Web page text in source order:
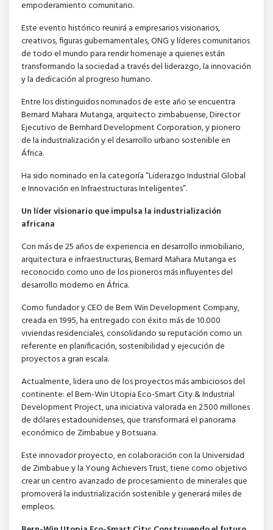
empoderamiento comunitario.
Este evento histórico reunirá a empresarios visionarios,
creativos, figuras gubernamentales, ONG y líderes comunitarios
de todo el mundo para rendir homenaje a quienes están
transformando la sociedad a través del liderazgo, la innovación
y la dedicación al progreso humano.
Entre los distinguidos nominados de este año se encuentra
Bernard Mahara Mutanga, arquitecto zimbabuense, Director
Ejecutivo de Bernhard Development Corporation, y pionero
de la industrialización y el desarrollo urbano sostenible en
África.
Ha sido nominado en la categoría “Liderazgo Industrial Global
e Innovación en Infraestructuras Inteligentes”.
Un líder visionario que impulsa la industrialización
africana
Con más de 25 años de experiencia en desarrollo inmobiliario,
arquitectura e infraestructuras, Bernard Mahara Mutanga es
reconocido como uno de los pioneros más influyentes del
desarrollo moderno en África.
Como fundador y CEO de Bern Win Development Company,
creada en 1995, ha entregado con éxito más de 10.000
viviendas residenciales, consolidando su reputación como un
referente en planificación, sostenibilidad y ejecución de
proyectos a gran escala.
Actualmente, lidera uno de los proyectos más ambiciosos del
continente: el Bern-Win Utopia Eco-Smart City & Industrial
Development Project, una iniciativa valorada en 2.500 millones
de dólares estadounidenses, que transformará el panorama
económico de Zimbabue y Botsuana.
Este innovador proyecto, en colaboración con la Universidad
de Zimbabue y la Young Achievers Trust, tiene como objetivo
crear un centro avanzado de procesamiento de minerales que
promoverá la industrialización sostenible y generará miles de
empleos.